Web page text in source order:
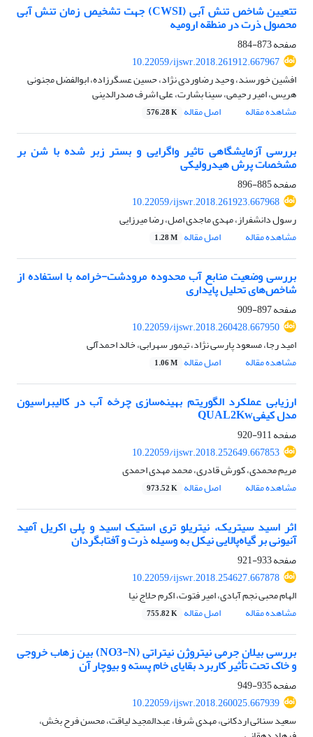
تتعیین شاخص تنش آبی (CWSI) جهت تشخیص زمان تنش آبی
محصول ذرت در منطقه ارومیه
صفحه873-884
10.22059/ijswr.2018.261912.667967
افشین خورسند، وحید رضاوردی نژاد، حسین عسگرزاده، ابوالفضل مجنونی
هریس، امیر رحیمی، سینا بشارت، علی اشرف صدرالدینی
مشاهده مقاله
اصل مقاله 576.28 K
بررسی آزمایشگاهی تاثیر واگرایی و بستر زبر شده با شن بر
مشخصات پرش هیدرولیکی
صفحه885-896
10.22059/ijswr.2018.261923.667968
رسول دانشفراز، مهدی ماجدی اصل، رضا میرزایی
مشاهده مقاله
اصل مقاله 1.28 M
بررسی وضعیت منابع آب محدوده مرودشت-خرامه با استفاده از
شاخص‌های تحلیل پایداری
صفحه897-909
10.22059/ijswr.2018.260428.667950
امید رجا، مسعود پارسی نژاد، تیمور سهرابی، خالد احمدآلی
مشاهده مقاله
اصل مقاله 1.06 M
ارزیابی عملکرد الگوریتم بهینه‌سازی چرخه آب در کالیبراسیون
مدل کیفیQUAL2Kw
صفحه911-920
10.22059/ijswr.2018.252649.667853
مریم محمدی، کورش قادری، محمد مهدی احمدی
مشاهده مقاله
اصل مقاله 973.52 K
اثر اسید سیتریک، نیتریلو تری استیک اسید و پلی اکریل آمید
آنیونی بر گیاه‌پالایی نیکل به وسیله ذرت و آفتابگردان
صفحه933-921
10.22059/ijswr.2018.254627.667878
الهام محبی نجم آبادی، امیر فتوت، اکرم حلاج نیا
مشاهده مقاله
اصل مقاله 755.82 K
بررسی بیلان جرمی نیتروژن نیتراتی (NO3-N) بین زهاب خروجی
و خاک تحت‏ تأثیر کاربرد بقایای خام پسته و بیوچار آن
صفحه935-949
10.22059/ijswr.2018.260025.667939
سعید سنائی اردکانی، مهدی شرفا، عبدالمجید لیاقت، محسن فرح بخش،